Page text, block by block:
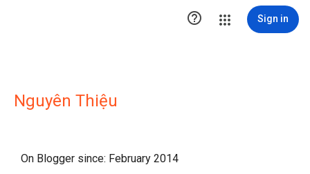
 Sign in
Nguyên Thiệu
On Blogger since: February 2014